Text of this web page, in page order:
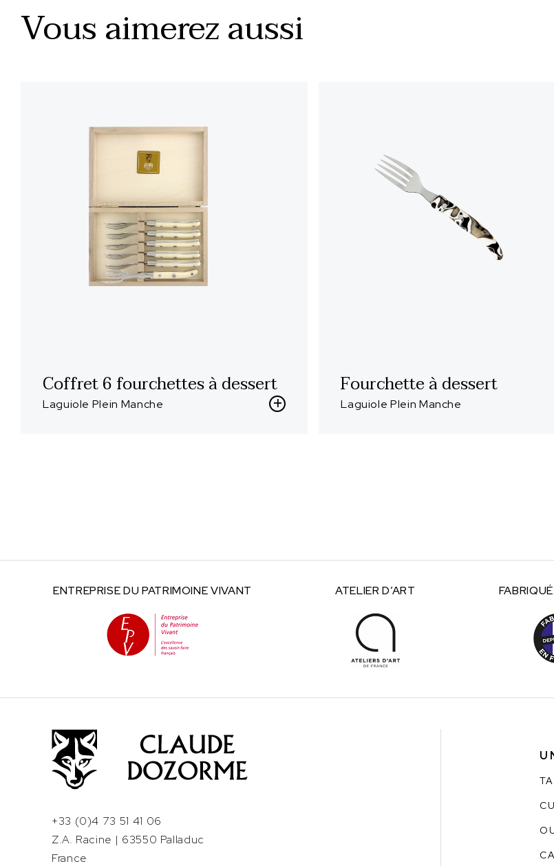
Vous aimerez aussi
Coffret 6 fourchettes à dessert
Laguiole Plein Manche
Fourchette à dessert
Laguiole Plein Manche
ENTREPRISE DU PATRIMOINE VIVANT ATELIERD’ART FABRIQUÉ
+33 (0)4 73 51 41 06
Z.A. Racine | 63550 Palladuc
France